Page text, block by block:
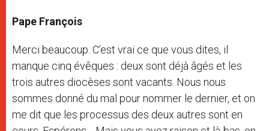
Pape François
Merci beaucoup. C’est vrai ce que vous dites, il
manque cinq évêques : deux sont déjà âgés et les
trois autres diocèses sont vacants. Nous nous
sommes donné du mal pour nommer le dernier, et on
me dit que les processus des deux autres sont en